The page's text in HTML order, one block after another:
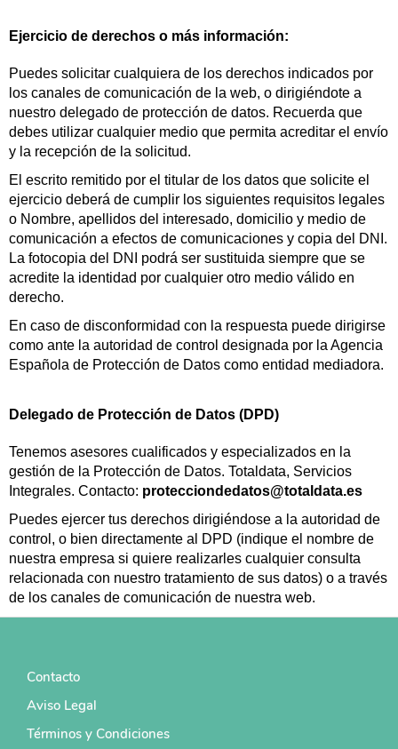
Ejercicio de derechos o más información:
Puedes solicitar cualquiera de los derechos indicados por
los canales de comunicación de la web, o dirigiéndote a
nuestro delegado de protección de datos. Recuerda que
debes utilizar cualquier medio que permita acreditar el envío
y la recepción de la solicitud.
El escrito remitido por el titular de los datos que solicite el
ejercicio deberá de cumplir los siguientes requisitos legales
o Nombre, apellidos del interesado, domicilio y medio de
comunicación a efectos de comunicaciones y copia del DNI.
La fotocopia del DNI podrá ser sustituida siempre que se
acredite la identidad por cualquier otro medio válido en
derecho.
En caso de disconformidad con la respuesta puede dirigirse
como ante la autoridad de control designada por la Agencia
Española de Protección de Datos como entidad mediadora.
Delegado de Protección de Datos (DPD)
Tenemos asesores cualificados y especializados en la
gestión de la Protección de Datos. Totaldata, Servicios
Integrales. Contacto: protecciondedatos@totaldata.es
Puedes ejercer tus derechos dirigiéndose a la autoridad de
control, o bien directamente al DPD (indique el nombre de
nuestra empresa si quiere realizarles cualquier consulta
relacionada con nuestro tratamiento de sus datos) o a través
de los canales de comunicación de nuestra web.
Contacto
Aviso Legal
Términos y Condiciones